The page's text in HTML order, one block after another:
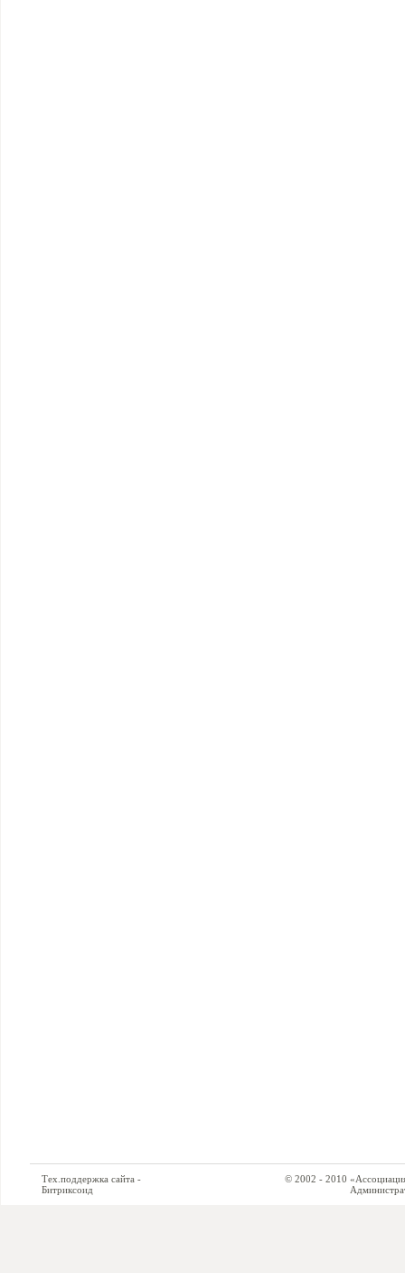
Тех.поддержка сайта -
Битриксоид
© 2002 - 2010 «Ассоциация